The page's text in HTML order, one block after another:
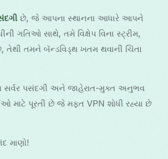
છે, જે આપના સ્થાનના આધારે આપને
ગતિઓ સાથે, તમે વિક્ષેપ વિના સ્ટ્રીમ,
તેથી તમને બૅન્ડવિડ્થ ખતમ થવાની ચિંતા
સર્વર પસંદગી અને જાહેરાત-મુક્ત અનુભવ
માટે પૂરતી છે જે મફત VPN શોધી રહ્યા છે
માણો!